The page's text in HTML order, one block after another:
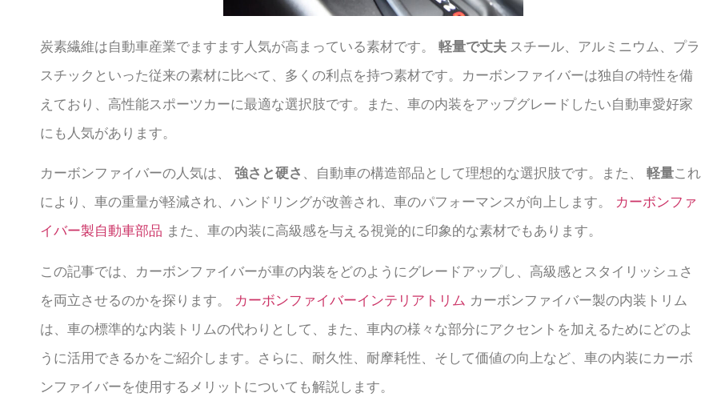
炭素繊維は自動車産業でますます人気が高まっている素材です。 軽量で丈夫 スチール、アルミニウム、プラ
スチックといった従来の素材に比べて、多くの利点を持つ素材です。カーボンファイバーは独自の特性を備
えており、高性能スポーツカーに最適な選択肢です。また、車の内装をアップグレードしたい自動車愛好家
にも人気があります。
カーボンファイバーの人気は、 強さと硬さ 、自動車の構造部品として理想的な選択肢です。また、 軽量これ
により、車の重量が軽減され、ハンドリングが改善され、車のパフォーマンスが向上します。 カーボンファ
イバー製自動車部品 また、車の内装に高級感を与える視覚的に印象的な素材でもあります。
この記事では、カーボンファイバーが車の内装をどのようにグレードアップし、高級感とスタイリッシュさ
を両立させるのかを探ります。 カーボンファイバーインテリアトリム カーボンファイバー製の内装トリム
は、車の標準的な内装トリムの代わりとして、また、車内の様々な部分にアクセントを加えるためにどのよ
うに活用できるかをご紹介します。さらに、耐久性、耐摩耗性、そして価値の向上など、車の内装にカーボ
ンファイバーを使用するメリットについても解説します。